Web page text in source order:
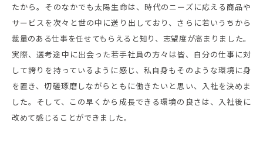
たから。そのなかでも太陽生命は、時代のニーズに応える商品や
サービスを次々と世の中に送り出しており、さらに若いうちから
裁量のある仕事を任せてもらえると知り、志望度が高まりました。
実際、選考途中に出会った若手社員の方々は皆、自分の仕事に対
して誇りを持っているように感じ、私自身もそのような環境に身
を置き、切磋琢磨しながらともに働きたいと思い、入社を決めま
した。そして、この早くから成長できる環境の良さは、入社後に
改めて感じることができました。